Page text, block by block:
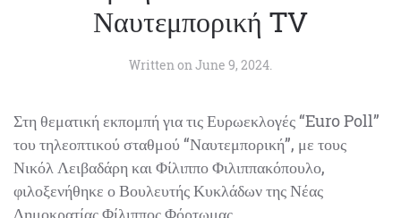
Ναυτεμπορική TV
Written on June 9, 2024
Στη θεματική εκπομπή για τις Ευρωεκλογές “Euro
Poll” του τηλεοπτικού σταθμού “Ναυτεμπορική”, με
τους Νικόλ Λειβαδάρη και Φίλιππο Φιλιππακόπουλο,
φιλοξενήθηκε ο Βουλευτής Κυκλάδων της Νέας
Δημοκρατίας Φίλιππος Φόρτωμας.